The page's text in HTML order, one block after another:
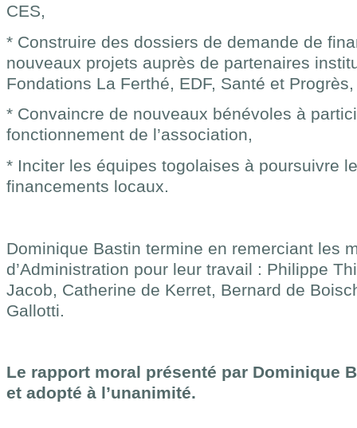
CES,
* Construire des dossiers de demande de
nouveaux projets auprès de partenaires
Fondations La Ferthé, EDF, Santé et Progrès,
* Convaincre de nouveaux bénévoles à
fonctionnement de l’association,
* Inciter les équipes togolaises à poursuivre
financements locaux.
Dominique Bastin termine en remerciant les
d’Administration pour leur travail : Philippe
Jacob, Catherine de Kerret, Bernard de
Gallotti.
Le rapport moral présenté par Dominique
et adopté à l’unanimité.